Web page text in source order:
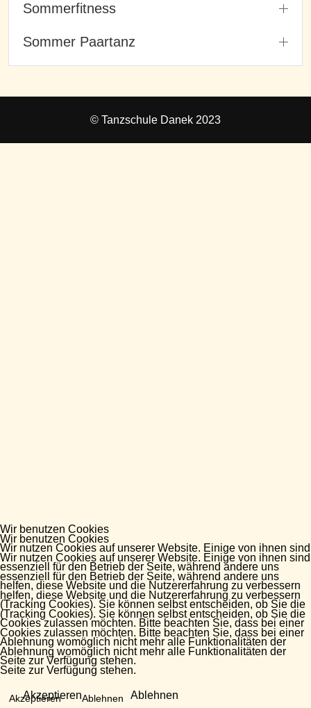
Wir benutzen Cookies
Wir nutzen Cookies auf unserer Website. Einige von ihnen sind
essenziell für den Betrieb der Seite, während andere uns
helfen, diese Website und die Nutzererfahrung zu verbessern
(Tracking Cookies). Sie können selbst entscheiden, ob Sie die
Cookies zulassen möchten. Bitte beachten Sie, dass bei einer
Ablehnung womöglich nicht mehr alle Funktionalitäten der
Seite zur Verfügung stehen.
Akzeptieren Ablehnen
Sommerfitness
Sommer Paartanz
© Tanzschule Danek 2023
Wir benutzen Cookies
Wir nutzen Cookies auf unserer Website. Einige von ihnen sind
essenziell für den Betrieb der Seite, während andere uns
helfen, diese Website und die Nutzererfahrung zu verbessern
(Tracking Cookies). Sie können selbst entscheiden, ob Sie die
Cookies zulassen möchten. Bitte beachten Sie, dass bei einer
Ablehnung womöglich nicht mehr alle Funktionalitäten der
Seite zur Verfügung stehen.
Akzeptieren Ablehnen